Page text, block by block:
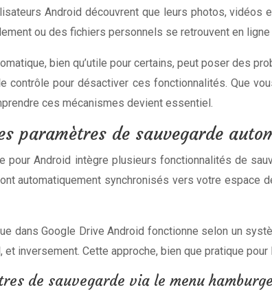
Android découvrent que leurs photos,
ou des fichiers personnels se retrouvent en
bien qu’utile pour certains, peut poser des
contrôle pour désactiver ces fonctionnalités. Que
ces mécanismes devient essentiel.
paramètres de sauvegarde
pour Android intègre plusieurs fonctionnalités de
automatiquement synchronisés vers votre espace
dans Google Drive Android fonctionne selon un
et inversement. Cette approche, bien que pratique
de sauvegarde via le menu